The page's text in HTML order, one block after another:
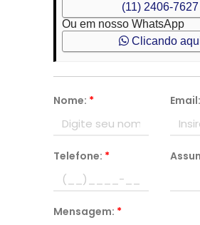
(11) 2406-7627
Ou em nosso WhatsApp
Clicando
Nome: * Email:
Telefone: *
Mensagem: *